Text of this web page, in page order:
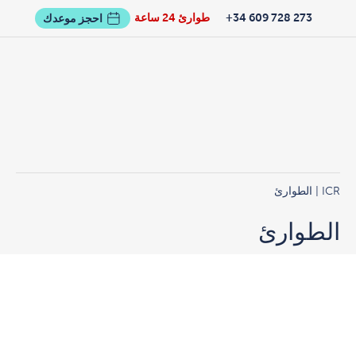
طوارئ 24 ساعة 273 728 609 34+ احجز موعدك
ICR الطوارئ
الطوارئ